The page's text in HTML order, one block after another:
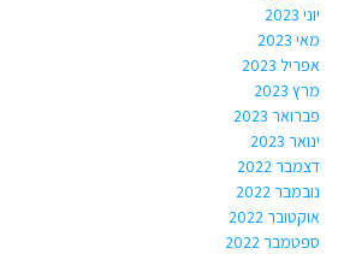
יוני 2023
מאי 2023
אפריל 2023
מרץ 2023
פברואר 2023
ינואר 2023
דצמבר 2022
נובמבר 2022
אוקטובר 2022
ספטמבר 2022